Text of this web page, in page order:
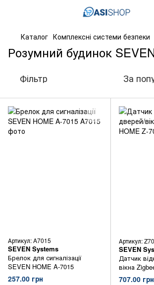
Каталог Комплексні системи безпеки
Розумний будинок
Фільтр За
Артикул: A7015
SEVEN Systems
Брелок для сигналізації
SEVEN HOME A-7015
257.00 грн
Артикул:
SEVEN
Датчик
вікна
7061
707.00 грн